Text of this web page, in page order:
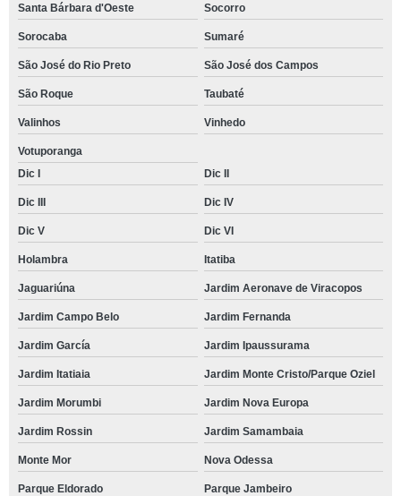
Santa Bárbara d'Oeste Socorro
Sorocaba Sumaré
São José do Rio Preto São José dos Campos
São Roque Taubaté
Valinhos Vinhedo
Votuporanga
Dic I
Dic II
Dic III Dic IV
Dic V Dic VI
Holambra Itatiba
Jaguariúna Jardim Aeronave de Viracopos
Jardim Campo Belo Jardim Fernanda
Jardim García Jardim Ipaussurama
Jardim Itatiaia Jardim Monte Cristo/Parque Oziel
Jardim Morumbi Jardim Nova Europa
Jardim Rossin Jardim Samambaia
Monte Mor Nova Odessa
Parque Eldorado Parque Jambeiro